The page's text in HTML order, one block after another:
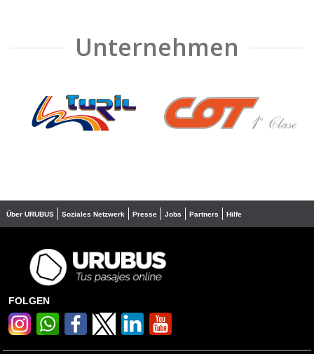
Unternehmen
❮ ❯
Über URUBUS Soziales Netzwerk Presse Jobs Partners Hilfe
FOLGEN